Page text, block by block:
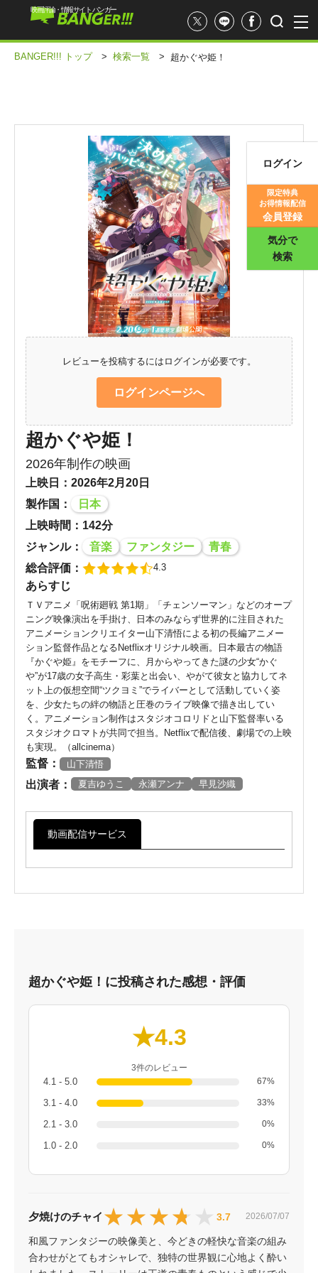
映画記事
映画評価
映画評論・情報サイト バンガー
ログイン
限定特典
お得情報配信
会員登録
気分で
検索
BANGER!!! トップ > 検索一覧 > 超かぐや姫！
レビューを投稿するにはログインが必要です。
ログインページへ
超かぐや姫！
2026年制作の映画
上映日：2026年2月20日
製作国：
日本
上映時間：142分
ジャンル：
音楽 ファンタジー
青春
総合評価：
4.3
あらすじ
ＴＶアニメ「呪術廻戦 第1期」「チェンソーマン」などのオープ
ニング映像演出を手掛け、日本のみならず世界的に注目された
アニメーションクリエイター山下清悟による初の長編アニメー
ション監督作品となるNetflixオリジナル映画。日本最古の物語
『かぐや姫』をモチーフに、月からやってきた謎の少女“かぐ
や”が17歳の女子高生・彩葉と出会い、やがて彼女と協力してネ
ット上の仮想空間“ツクヨミ”でライバーとして活動していく姿
を、少女たちの絆の物語と圧巻のライブ映像で描き出してい
く。アニメーション制作はスタジオコロリドと山下監督率いる
スタジオクロマトが共同で担当。Netflixで配信後、劇場での上映
も実現。（allcinema）
監督： 山下清悟
出演者： 夏吉ゆうこ 永瀬アンナ 早見沙織
動画配信サービス
超かぐや姫！に投稿された感想・評価
★4.3
3件のレビュー
4.1 - 5.0 67%
3.1 - 4.0 33%
2.1 - 3.0 0%
1.0 - 2.0 0%
夕焼けのチャイ ★★★★★
★★★★★ 3.7 2026/07/07
和風ファンタジーの映像美と、今どきの軽快な音楽の組み
合わせがとてもオシャレで、独特の世界観に心地よく酔い